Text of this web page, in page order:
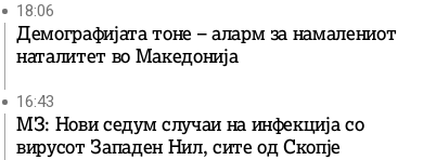
18:06
Демографијата тоне – аларм за намалениот
наталитет во Македонија
16:43
МЗ: Нови седум случаи на инфекција со
вирусот Западен Нил, сите од Скопје